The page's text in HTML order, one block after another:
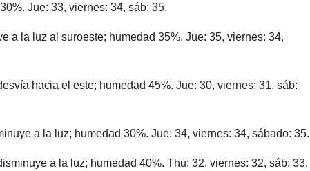
Jue: 33, viernes: 34, sáb: 35.
a la luz al suroeste; humedad 35%. Jue: 35, viernes: 34,
hacia el este; humedad 45%. Jue: 30, viernes: 31, sáb:
a la luz; humedad 30%. Jue: 34, viernes: 34, sábado: 35.
a la luz; humedad 40%. Thu: 32, viernes: 32, sáb: 33.